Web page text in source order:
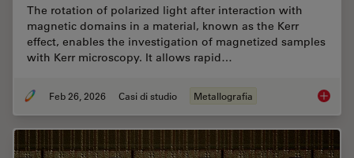
The rotation of polarized light after interaction with
magnetic domains in a material, known as the Kerr
effect, enables the investigation of magnetized samples
with Kerr microscopy. It allows rapid…
Feb 26, 2026 Casi di studio Metallografia